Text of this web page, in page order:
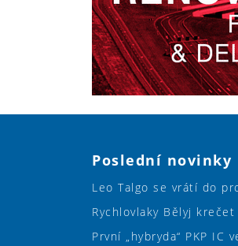
Poslední novinky
Leo Talgo se vrátí do
Rychlovlaky Bělyj
První „hybryda“ PKP IC